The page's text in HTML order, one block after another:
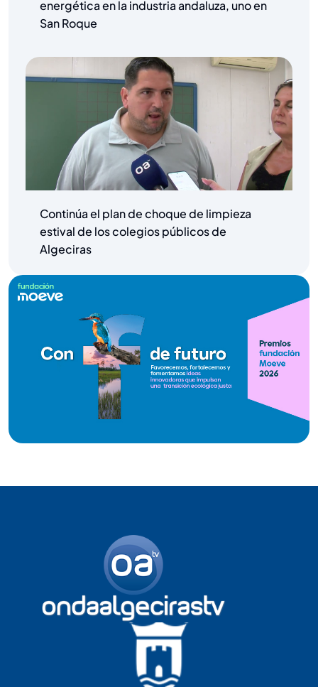
energética en la industria andaluza, uno en
San Roque
Continúa el plan de choque de limpieza
estival de los colegios públicos de
Algeciras